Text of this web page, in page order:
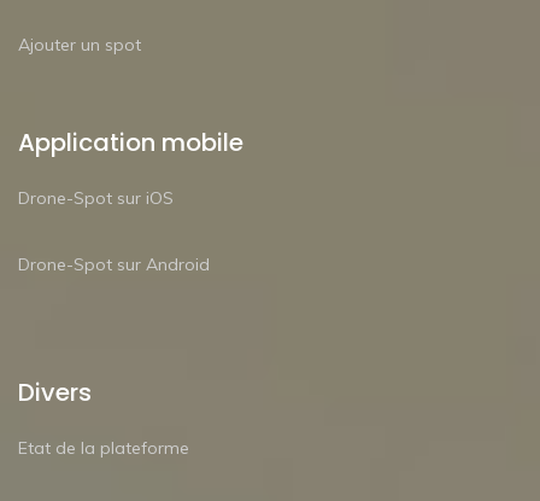
Ajouter un spot
Application mobile
Drone-Spot sur iOS
Drone-Spot sur Android
Divers
Etat de la plateforme